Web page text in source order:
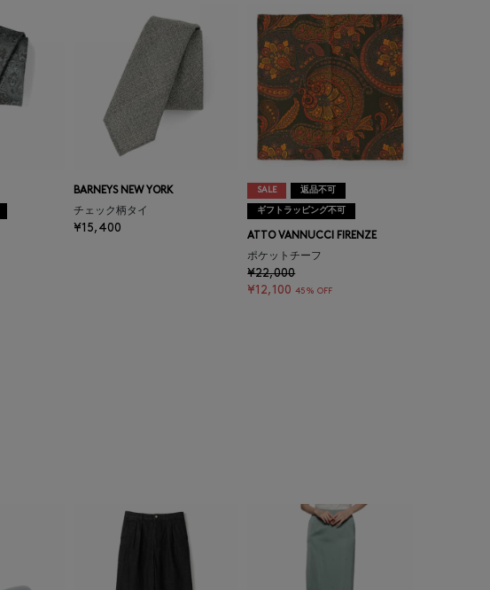
BARNEYS NEW YORK
チェック柄タイ
¥15,400
SALE 返品不可
ギフトラッピング不可
ATTO VANNUCCI FIRENZE
ポケットチーフ
¥22,000
¥12,100 45% OFF